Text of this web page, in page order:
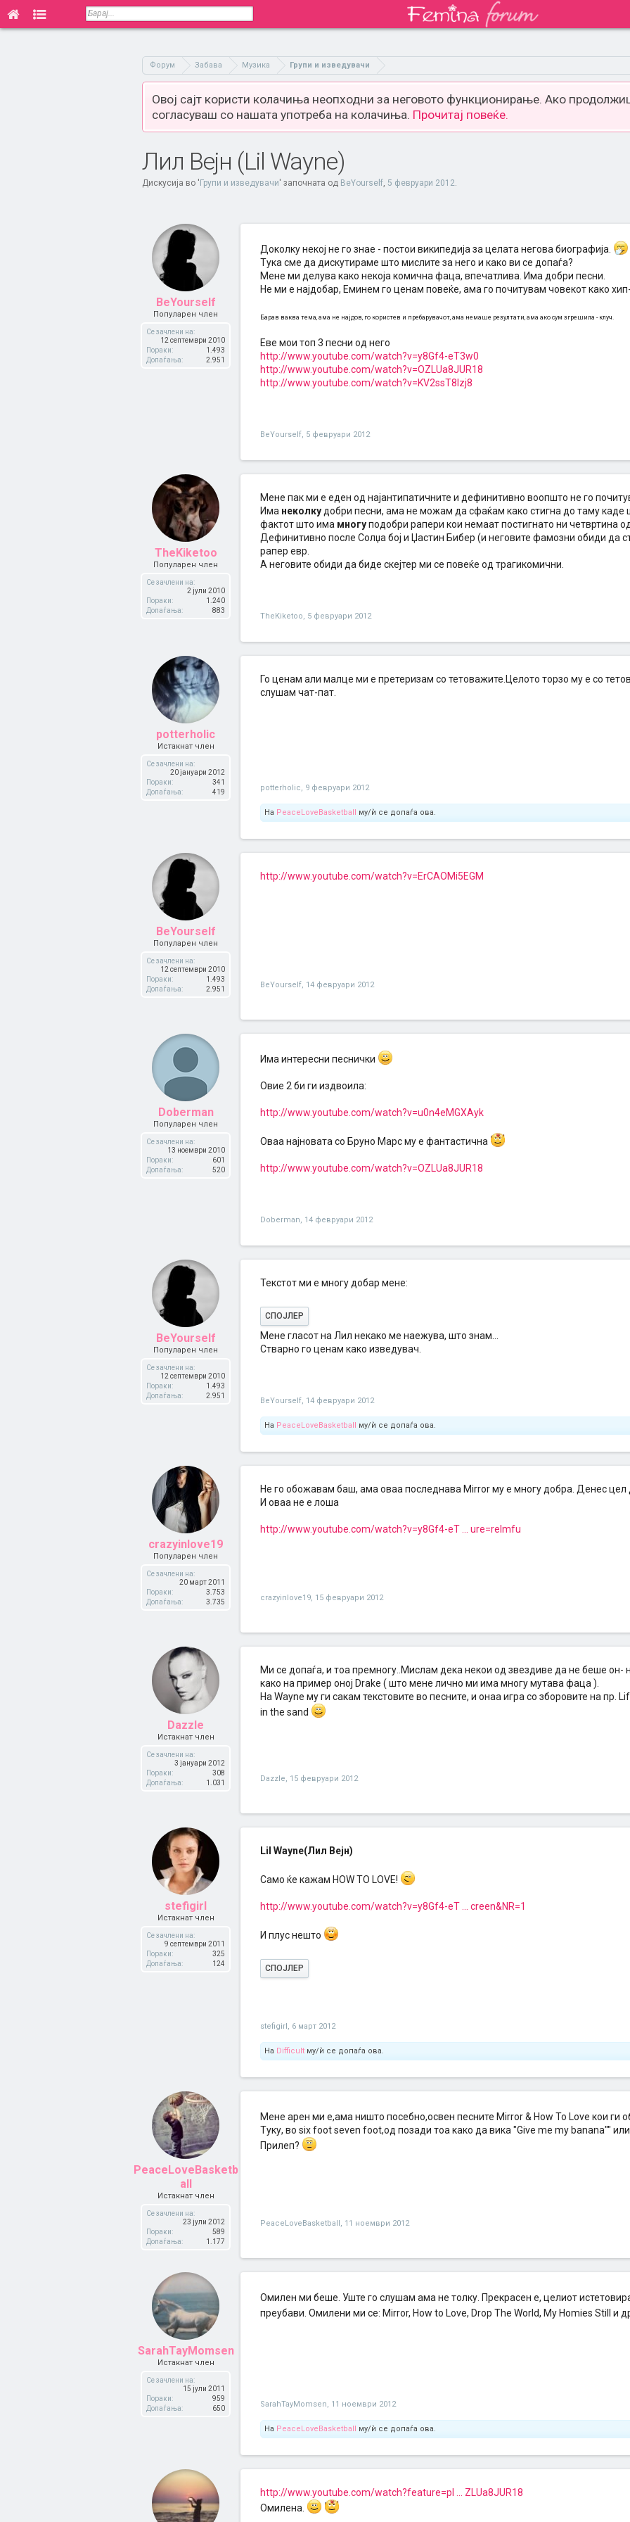
Форум Забава Музика Групи и изведувачи
Овој сајт користи колачиња неопходни за неговото функционирање. Ако
согласуваш со нашата употреба на колачиња. Прочитај повеќе.
Лил Вејн (Lil Wayne)
Дискусија во ' Групи и изведувачи' започната од BeYourself, 5 февруари 2012.
BeYourself
Популарен член
Се зачлени на:
12 септември 2010
Пораки:
1.493
Допаѓања:
2.951
Доколку некој не го знае - постои википедија за целата негова биографија.
Тука сме да дискутираме што мислите за него и како ви се допаѓа?
Мене ми делува како некоја комична фаца, впечатлива. Има добри песни.
Не ми е најдобар, Еминем го ценам повеќе, ама го почитувам човекот како
Барав ваква тема, ама не најдов, го користев и пребарувачот, ама немаше резултати, ама ако сум згрешила - клуч.
Еве мои топ 3 песни од него
http://www.youtube.com/watch?v=y8Gf4-eT3w0
http://www.youtube.com/watch?v=OZLUa8JUR18
http://www.youtube.com/watch?v=KV2ssT8lzj8
BeYourself, 5 февруари 2012
TheKiketoo
Популарен член
Се зачлени на:
2 јули 2010
Пораки:
1.240
Допаѓања:
883
Мене пак ми е еден од најантипатичните и дефинитивно воопшто не го
Има неколку добри песни, ама не можам да сфаќам како стигна до таму каде
фактот што има многуподобри рапери кои немаат постигнато ни четвртина
Дефинитивно после Солџа бој и Џастин Бибер (и неговите фамозни обиди да
рапер евр.
А неговите обиди да биде скејтер ми се повеќе од трагикомични.
TheKiketoo, 5 февруари 2012
potterholic
Истакнат член
Се зачлени на:
20 јануари 2012
Пораки:
341
Допаѓања:
419
Го ценам али малце ми е претеризам со тетоважите.Целото торзо му е со
слушам чат-пат.
potterholic, 9 февруари 2012
На PeaceLoveBasketball му/ѝ се допаѓа ова.
BeYourself
Популарен член
Се зачлени на:
12 септември 2010
Пораки:
1.493
Допаѓања:
2.951
http://www.youtube.com/watch?v=ErCAOMi5EGM
BeYourself, 14 февруари 2012
Doberman
Популарен член
Се зачлени на:
13 ноември 2010
Пораки:
601
Допаѓања:
520
Има интересни песнички
Овие 2 би ги издвоила:
http://www.youtube.com/watch?v=u0n4eMGXAyk
Оваа најновата со Бруно Марс му е фантастична
http://www.youtube.com/watch?v=OZLUa8JUR18
Doberman, 14 февруари 2012
BeYourself
Популарен член
Се зачлени на:
12 септември 2010
Пораки:
1.493
Допаѓања:
2.951
Текстот ми е многу добар мене:
СПОЈЛЕР
Мене гласот на Лил некако ме наежува, што знам...
Стварно го ценам како изведувач.
BeYourself, 14 февруари 2012
На PeaceLoveBasketball му/ѝ се допаѓа ова.
crazyinlove19
Популарен член
Се зачлени на:
20 март 2011
Пораки:
3.753
Допаѓања:
3.735
Не го обожавам баш, ама оваа последнава Mirror му е многу добра. Денес цел
И оваа не е лоша
http://www.youtube.com/watch?v=y8Gf4-eT ... ure=relmfu
crazyinlove19, 15 февруари 2012
Dazzle
Истакнат член
Се зачлени на:
3 јануари 2012
Пораки:
308
Допаѓања:
1.031
Ми се допаѓа, и тоа премногу..Мислам дека некои од звездиве да не беше
како на пример оној Drake ( што мене лично ми има многу мутава фаца ).
На Wayne му ги сакам текстовите во песните, и онаа игра со зборовите на пр.
in the sand
Dazzle, 15 февруари 2012
stefigirl
Истакнат член
Се зачлени на:
9 септември 2011
Пораки:
325
Допаѓања:
124
Lil Wayne(Лил Вејн)
Само ќе кажам HOW TO LOVE!
http://www.youtube.com/watch?v=y8Gf4-eT ... creen&NR=1
И плус нешто
СПОЈЛЕР
stefigirl, 6 март 2012
На Difficult му/ѝ се допаѓа ова.
PeaceLoveBasketb
all
Истакнат член
Се зачлени на:
23 јули 2012
Пораки:
589
Допаѓања:
1.177
Мене арен ми е,ама ништо посебно,освен песните Mirror & How To Love кои ги
Туку, во six foot seven foot,од позади тоа како да вика "Give me my banana""
Прилеп?
PeaceLoveBasketball, 11 ноември 2012
SarahTayMomsen
Истакнат член
Се зачлени на:
15 јули 2011
Пораки:
959
Допаѓања:
650
Омилен ми беше. Уште го слушам ама не толку. Прекрасен е, целиот
преубави. Омилени ми се: Mirror, How to Love, Drop The World, My Homies Still и
SarahTayMomsen, 11 ноември 2012
На PeaceLoveBasketball му/ѝ се допаѓа ова.
http://www.youtube.com/watch?feature=pl ... ZLUa8JUR18
Омилена.